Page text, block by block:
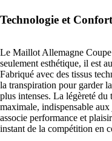
Technologie et
Le Maillot Allemagne
seulement esthétique, il est
Fabriqué avec des tissus
la transpiration pour garder
plus intenses. La légèreté du
maximale, indispensable
associe performance et
instant de la compétition en